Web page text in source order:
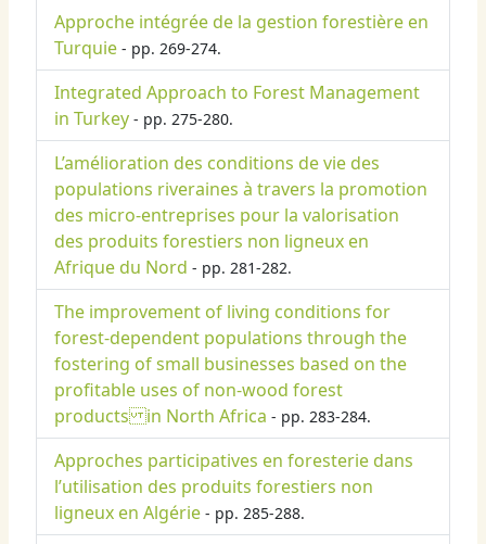
Approche intégrée de la gestion forestière en
Turquie - pp. 269-274.
Integrated Approach to Forest Management
in Turkey - pp. 275-280.
L’amélioration des conditions de vie des
populations riveraines à travers la promotion
des micro-entreprises pour la valorisation
des produits forestiers non ligneux en
Afrique du Nord - pp. 281-282.
The improvement of living conditions for
forest-dependent populations through the
fostering of small businesses based on the
profitable uses of non-wood forest
products in North Africa - pp. 283-284.
Approches participatives en foresterie dans
l’utilisation des produits forestiers non
ligneux en Algérie - pp. 285-288.